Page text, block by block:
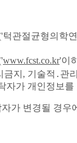
관절균형의학
www.fcst.co.kr'이
지, 기술적․관
자가 개인정보
가 변경될 경우